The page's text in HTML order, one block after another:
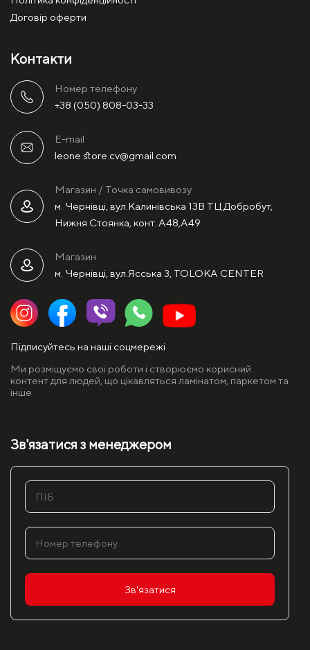
Договір оферти
Контакти
Номер телефону
+38 (050) 808-03-33
E-mail
leone.store.cv@gmail.com
Магазин / Точка самовивозу
м. Чернівці, вул.Калинівська 13В ТЦ Добробут,
Нижня Стоянка, конт. А48,А49
Магазин
м. Чернівці, вул.Ясська 3, TOLOKA CENTER
Підписуйтесь на наші соцмережі
Ми розміщуємо свої роботи і створюємо корисний
контент для людей, що цікавляться ламінатом, паркетом та
інше
Зв'язатися з менеджером
Зв'язатися